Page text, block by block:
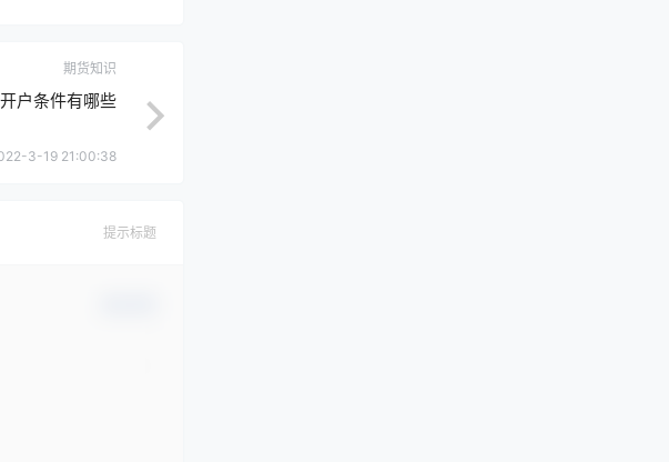
期货知识
户条件有哪些
3-19 21:00:38
提示标题